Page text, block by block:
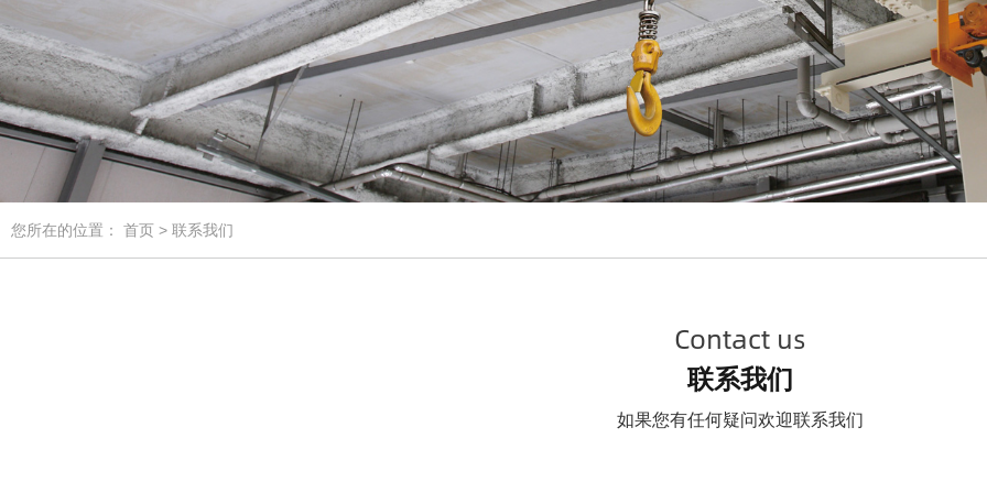
您所在的位置： 首页 > 联系我们
Contact us
联系我们
如果您有任何疑问欢迎联系我们